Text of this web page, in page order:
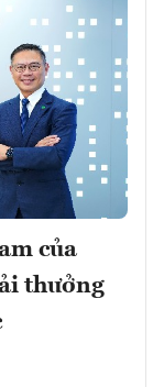
của
thưởng